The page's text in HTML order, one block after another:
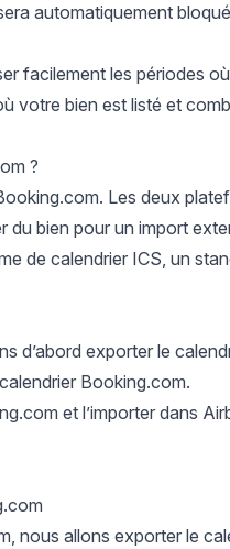
automatiquement
facilement les périodes
bien est listé et
?
Les deux
du bien pour un import
de calendrier ICS, un
exporter le
Booking.com.
et l’importer dans
allons exporter le